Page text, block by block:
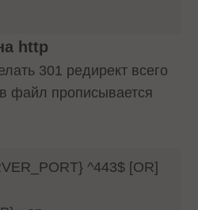
http
301 редирект всего
файл прописывается
^443$ [OR]